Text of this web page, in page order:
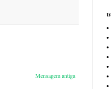
Mensagem antiga